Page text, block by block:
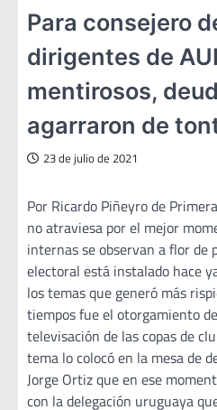
Para consejero
dirigentes de
mentirosos,
agarraron de
23 de julio de 2021
Por Ricardo Piñeyro de
no atraviesa por el mejor
internas se observan a flor de
electoral está instalado hace
los temas que generó más
tiempos fue el otorgamiento
televisación de las copas de
tema lo colocó en la mesa de
Jorge Ortiz que en ese
con la delegación uruguaya